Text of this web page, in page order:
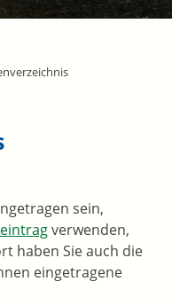
sein,
verwenden,
haben Sie auch die
eingetragene